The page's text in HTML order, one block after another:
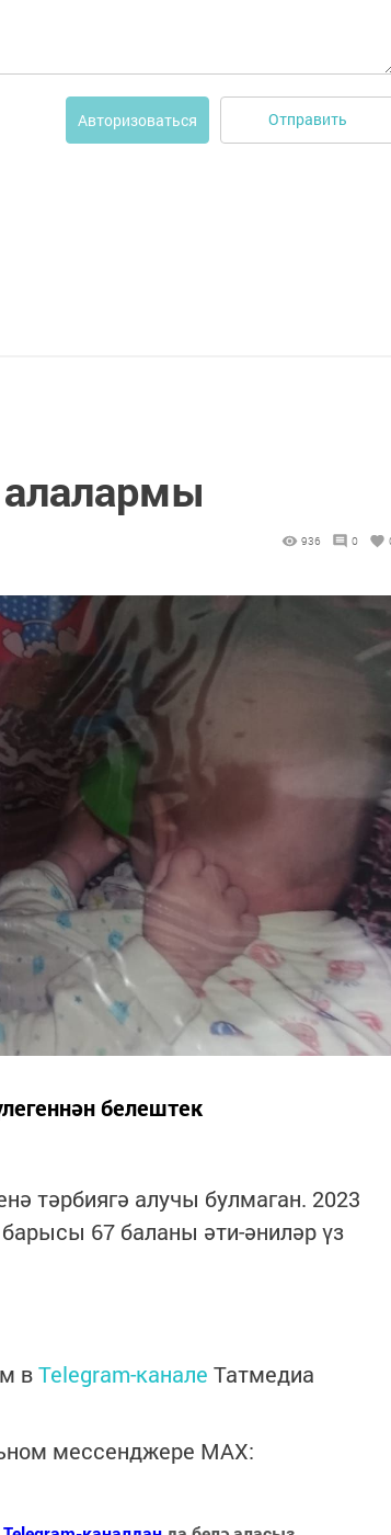
Авторизоваться Отправить
936 0
белештек
тәрбиягә алучы булмаган. 2023
67 баланы әти-әниләр үз
вTelegram-канале Татмедиа
мессенджере MАХ: